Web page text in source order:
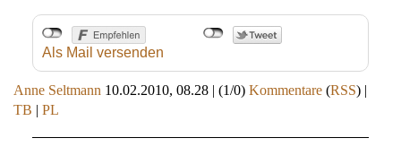
Als Mail versenden
Anne Seltmann 10.02.2010, 08.28 | (1/0) Kommentare (RSS) |
TB | PL